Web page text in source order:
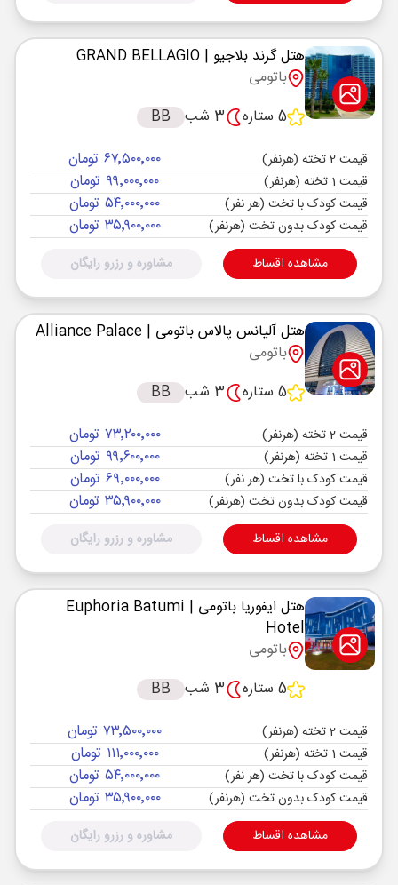
هتل گرند بلاجیو | GRAND BELLAGIO
باتومی
5 ستاره
3 شب BB
قیمت 2 تخته (هرنفر) ۶۷٬۵۰۰٬۰۰۰ تومان
قیمت 1 تخته (هرنفر) ۹۹٬۰۰۰٬۰۰۰ تومان
قیمت کودک با تخت (هر نفر) ۵۴٬۰۰۰٬۰۰۰ تومان
قیمت کودک بدون تخت (هرنفر) ۳۵٬۹۰۰٬۰۰۰ تومان
مشاهده اقساط مشاوره و رزرو رایگان
هتل آلیانس پالاس باتومی | Alliance Palace
باتومی
5 ستاره
3 شب BB
قیمت 2 تخته (هرنفر) ۷۳٬۲۰۰٬۰۰۰ تومان
قیمت 1 تخته (هرنفر) ۹۹٬۶۰۰٬۰۰۰ تومان
قیمت کودک با تخت (هر نفر) ۶۹٬۰۰۰٬۰۰۰ تومان
قیمت کودک بدون تخت (هرنفر) ۳۵٬۹۰۰٬۰۰۰ تومان
مشاهده اقساط مشاوره و رزرو رایگان
هتل ایفوریا باتومی
| Euphoria Batumi
Hotel
باتومی
5 ستاره
3 شب BB
قیمت 2 تخته (هرنفر) ۷۳٬۵۰۰٬۰۰۰ تومان
قیمت 1 تخته (هرنفر) ۱۱۱٬۰۰۰٬۰۰۰ تومان
قیمت کودک با تخت (هر نفر) ۵۴٬۰۰۰٬۰۰۰ تومان
قیمت کودک بدون تخت (هرنفر) ۳۵٬۹۰۰٬۰۰۰ تومان
مشاهده اقساط مشاوره و رزرو رایگان